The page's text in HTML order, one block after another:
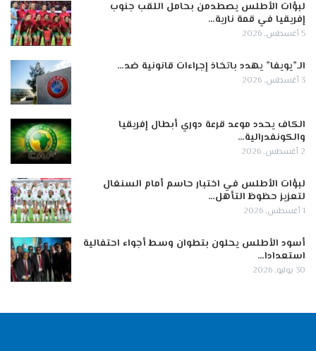
لبؤات الأطلس يصطدمن بحامل اللقب جنوب
إفريقيا في قمة نارية…
5 أغسطس, 2026
الـ”يويفا” يهدد باتخاذ إجراءات قانونية ضد…
3 أغسطس, 2026
الكاف يحدد موعد قرعة دوري أبطال إفريقيا
والكونفدرالية…
2 أغسطس, 2026
لبؤات الأطلس في اختبار حاسم أمام السنغال
لتعزيز حظوظ التأهل…
1 أغسطس, 2026
أسود الأطلس يحلون بتطوان وسط أجواء احتفالية
استعدادا…
30 يوليو, 2026